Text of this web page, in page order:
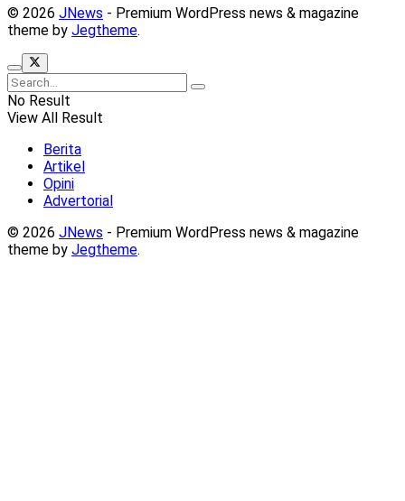
© 2026 JNews - Premium WordPress news & magazine
theme by Jegtheme.
No Result
View All Result
Berita
Artikel
Opini
Advertorial
© 2026 JNews - Premium WordPress news & magazine
theme by Jegtheme.